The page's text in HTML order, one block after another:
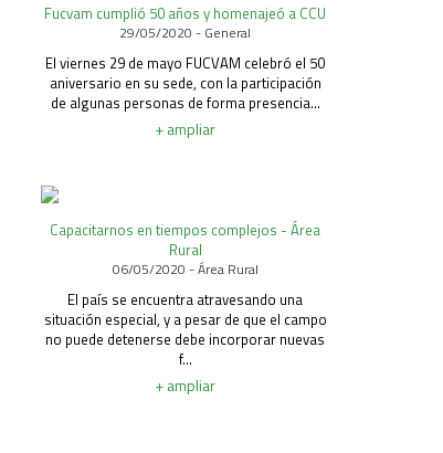
Fucvam cumplió 50 años y homenajeó a CCU
29/05/2020 - General
El viernes 29 de mayo FUCVAM celebró el 50
aniversario en su sede, con la participación
de algunas personas de forma presencia...
+ ampliar
Capacitarnos en tiempos complejos - Área
Rural
06/05/2020 - Área Rural
El país se encuentra atravesando una
situación especial, y a pesar de que el campo
no puede detenerse debe incorporar nuevas
f...
+ ampliar